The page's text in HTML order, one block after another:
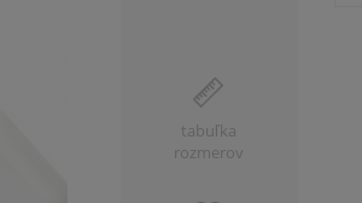
tabuľka
rozmerov